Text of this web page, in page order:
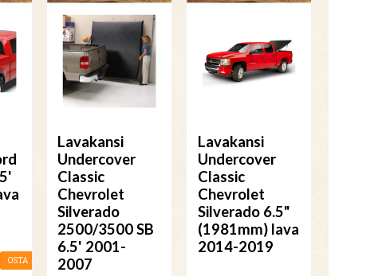
OSTA
Lavakansi
Undercover
Classic
Chevrolet
Silverado
2500/3500 SB
6.5' 2001-
2007
Lavakansi
Undercover
Classic
Chevrolet
Silverado 6.5"
(1981mm) lava
2014-2019